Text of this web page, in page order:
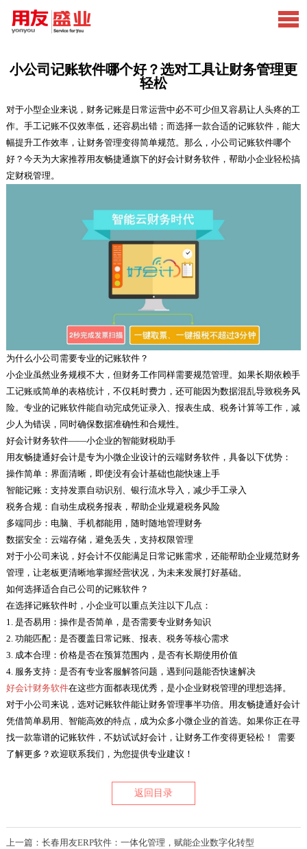
小公司记账软件哪个好？选对工具让财务管理更
轻松
对于小型企业来说，财务记账是日常运营中必不可少但又容易让人头疼的工
作。手工记账不仅效率低，还容易出错；而选择一款合适的记账软件，能大
幅提升工作效率，让财务管理变得简单规范。那么，小公司记账软件哪个
好？今天为大家推荐用友畅捷通旗下的好会计财务软件，帮助小企业轻松搞
定财税管理。
为什么小公司需要专业的记账软件？
小企业虽然业务规模不大，但财务工作同样需要规范管理。如果长期依赖手
工记账或简单的表格统计，不仅耗时费力，还可能因为数据混乱导致税务风
险。专业的记账软件能自动完成凭证录入、报表生成、税务计算等工作，减
少人为错误，同时确保数据准确性和合规性。
好会计财务软件——小企业的智能财税助手
用友畅捷通好会计是专为小微企业设计的云端财务软件，具备以下优势：
操作简单：界面清晰，即使没有会计基础也能快速上手
智能记账：支持发票自动识别、银行流水导入，减少手工录入
税务合规：自动生成税务报表，帮助企业规避税务风险
多端同步：电脑、手机都能用，随时随地管理财务
数据安全：云端存储，避免丢失，支持权限管理
对于小公司来说，好会计不仅能满足日常记账需求，还能帮助企业规范财务
管理，让老板更清晰地掌握经营状况，为未来发展打好基础。
如何选择适合自己公司的记账软件？
在选择记账软件时，小企业可以重点关注以下几点：
1. 是否易用：操作是否简单，是否需要专业财务知识
2. 功能匹配：是否覆盖日常记账、报表、税务等核心需求
3. 成本合理：价格是否在预算范围内，是否有长期使用价值
4. 服务支持：是否有专业客服解答问题，遇到问题能否快速解决
好会计财务软件在这些方面都表现优秀，是小企业财税管理的理想选择。
对于小公司来说，选对记账软件能让财务管理事半功倍。用友畅捷通好会计
凭借简单易用、智能高效的特点，成为众多小微企业的首选。如果你正在寻
找一款靠谱的记账软件，不妨试试好会计，让财务工作变得更轻松！ 需要
了解更多？欢迎联系我们，为您提供专业建议！
返回目录
上一篇：长春用友ERP软件：一体化管理，赋能企业数字化转型